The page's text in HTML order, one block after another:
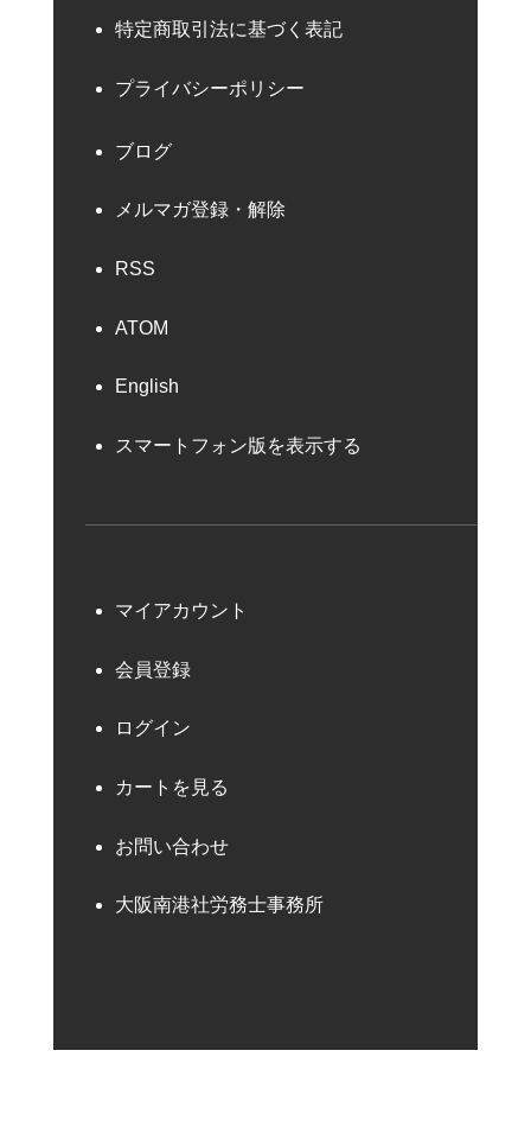
特定商取引法に基づく表記
プライバシーポリシー
ブログ
メルマガ登録・解除
RSS
ATOM
English
スマートフォン版を表示する
マイアカウント
会員登録
ログイン
カートを見る
お問い合わせ
大阪南港社労務士事務所